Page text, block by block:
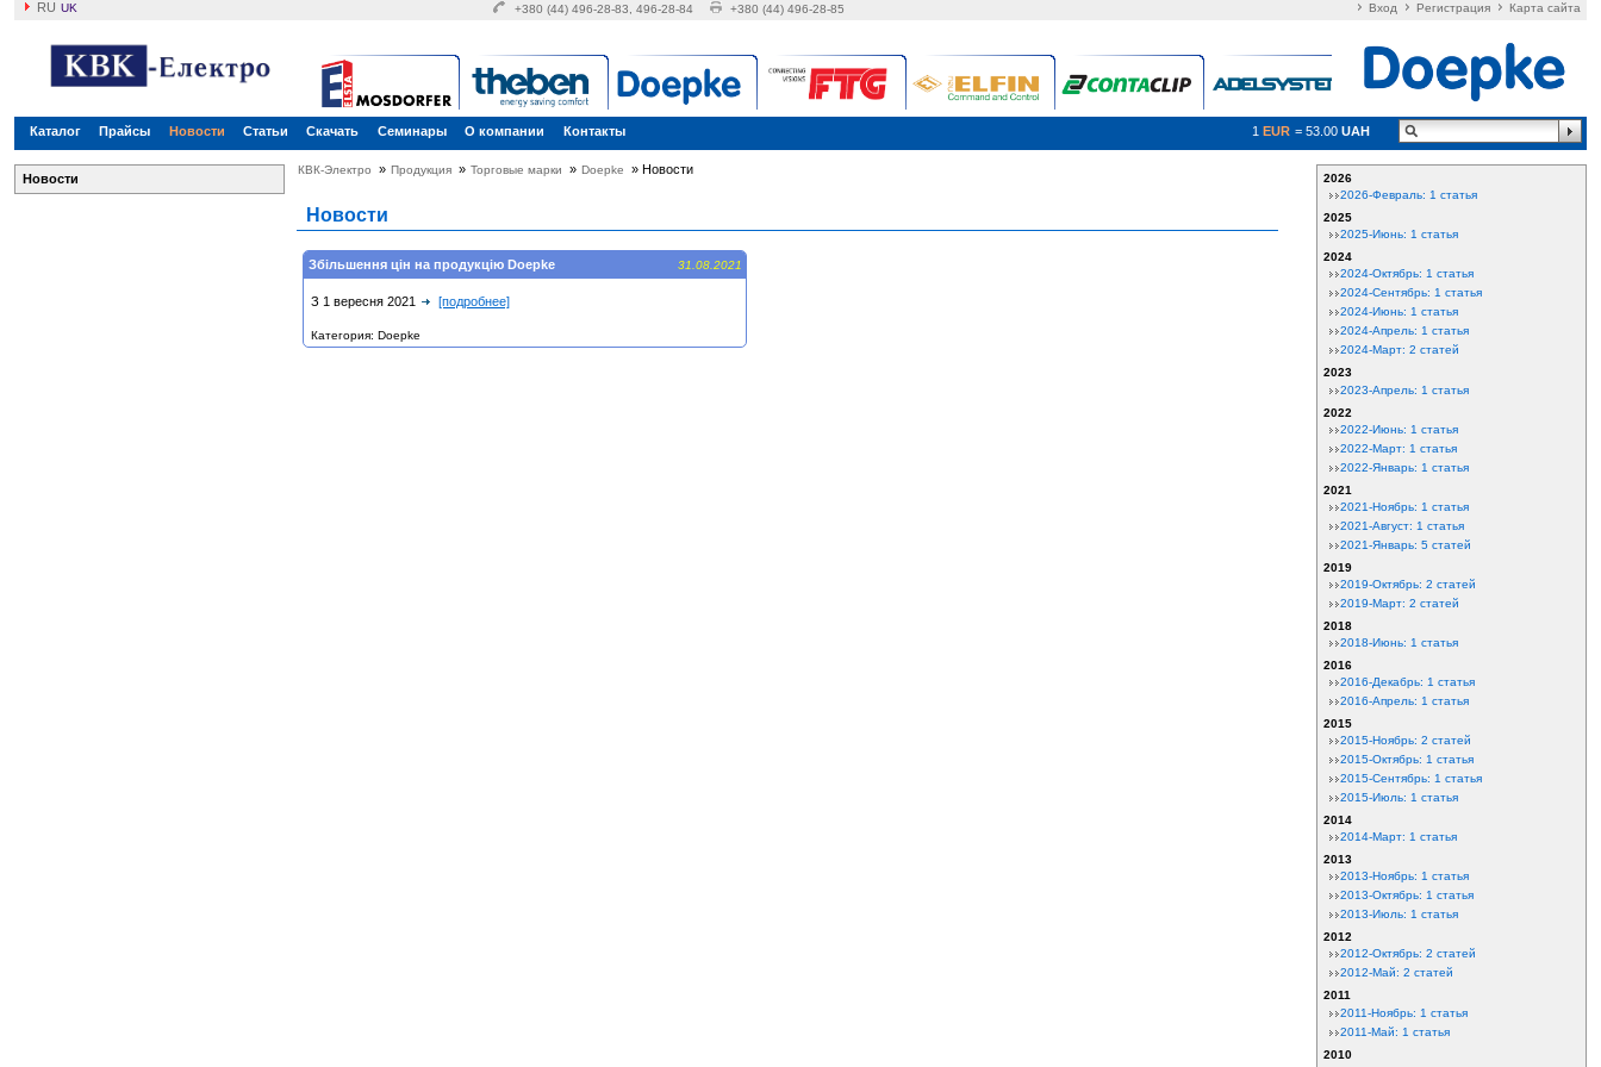
RU UK Вход Регистрация Карта сайта
+380 (44) 496-28-83, 496-28-84 +380 (44) 496-28-85
Каталог Прайсы Новости Статьи Скачать Семинары О компании Контакты 1 EUR = 53.00 UAH
Новости
2026
2026-Февраль: 1 статья
2025
2025-Июнь: 1 статья
2024
2024-Октябрь: 1 статья
2024-Сентябрь: 1 статья
2024-Июнь: 1 статья
2024-Апрель: 1 статья
2024-Март: 2 статей
2023
2023-Апрель: 1 статья
2022
2022-Июнь: 1 статья
2022-Март: 1 статья
2022-Январь: 1 статья
2021
2021-Ноябрь: 1 статья
2021-Август: 1 статья
2021-Январь: 5 статей
2019
2019-Октябрь: 2 статей
2019-Март: 2 статей
2018
2018-Июнь: 1 статья
2016
2016-Декабрь: 1 статья
2016-Апрель: 1 статья
2015
2015-Ноябрь: 2 статей
2015-Октябрь: 1 статья
2015-Сентябрь: 1 статья
2015-Июль: 1 статья
2014
2014-Март: 1 статья
2013
2013-Ноябрь: 1 статья
2013-Октябрь: 1 статья
2013-Июль: 1 статья
2012
2012-Октябрь: 2 статей
2012-Май: 2 статей
2011
2011-Ноябрь: 1 статья
2011-Май: 1 статья
2010
КВК-Электро » Продукция » Торговые марки » Doepke » Новости
Новости
31.08.2021
Збільшення цін на продукцію Doepke
З 1 вересня 2021 [подробнее]
Категория: Doepke